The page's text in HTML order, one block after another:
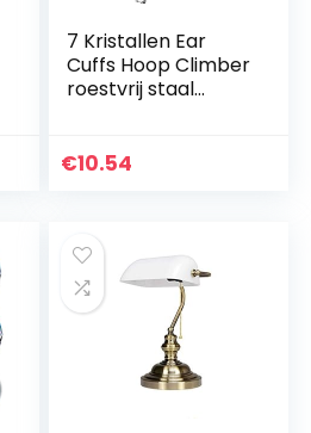
7 Kristallen Ear
Cuffs Hoop Climber
roestvrij staal
€10.54